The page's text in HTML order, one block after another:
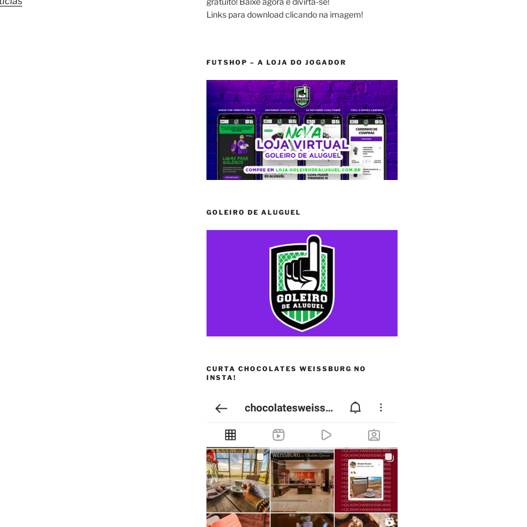
Links para download clicando na imagem!
FUTSHOP – A LOJA DO JOGADOR
GOLEIRO DE ALUGUEL
CURTA CHOCOLATES WEISSBURG NO
INSTA!